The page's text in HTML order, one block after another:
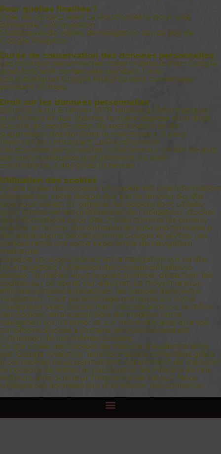
Pour quelles finalités ?
Prise de contact avec La Rouchonette pour une
demande, une question.
Statistiques de visites, de navigation sur ce site via
Google Analytics
Durée de conservation des données personnelles
Les données personnelles citées ci-dessus (hors Google
Analytics) sont conservées pendant 1 ans.
Les statistiques Google Analytics sont conservées
pendant 26 mois.
Droit sur les données personnelles
Selon la loi du 6 Janvier 1978 relative à l’informatique,
aux fichiers et aux libertés, le client dispose d’un droit
d’accès, de modification, de rectification et de
suppression des données le concernant. Il peut
l’exercer en contactant La Rouchonette.
Les données personnelles collectées sur ce site ne sont
pas communiquées, gratuitement ou avec
contrepartie, à des sociétés tierces.
Utilisation des cookies
Ce site utilise des cookies. Un cookie est une information
déposée sur votre disque dur par le serveur du site
que vous visitez. En général, les cookies sont utilisés
pour conserver les préférences de l’utilisateur, stocker
des informations pour des choses comme les paniers
d’achat et fournir des données de suivi anonymisées à
des applications tierces comme Google Analytics. Les
cookies rendront votre expérience de navigation
meilleure.
Lorsque vous poursuivez votre navigation sur ce site,
vous acceptez l’utilisation des cookies détaillés ci-
dessus. Toutefois, vous pouvez préférer désactiver les
cookies sur ce site et sur d’autres. Le moyen le plus
efficace consiste à désactiver les cookies dans votre
navigateur. Tout paramétrage entrepris sur votre
navigateur Web, concernant l’acceptation ou le refus
des cookies, sera susceptible de modifier votre
navigation sur Internet et sur notre site, ainsi que vos
conditions d’accès à certains services nécessitant
l’utilisation de ces mêmes cookies.
Ce site utilise des cookies de mesure d’audience émis
par Google Analytics : les informations collectées grâce
à ces cookies nous permettent notamment de mesurer
le nombre de visites, le parcours et les intérêts de nos
visiteurs, ainsi que leur fréquence de retour. Nous
utilisons ces données afin d’améliorer nos contenus.